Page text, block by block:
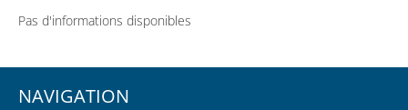
Pas d'informations disponibles
NAVIGATION